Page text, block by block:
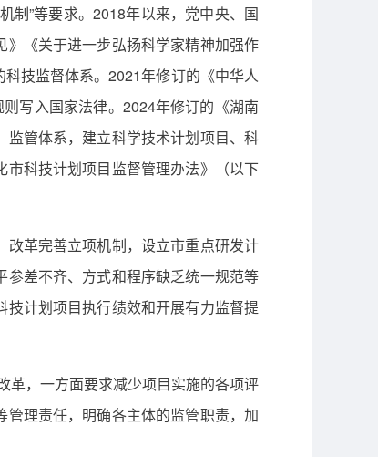
制”等要求。2018年以来，党中央、国
《关于进一步弘扬科学家精神加强作
技监督体系。2021年修订的《中华人
写入国家法律。2024年修订的《湖南
管体系，建立科学技术计划项目、科
科技计划项目监督管理办法》（以下
改革完善立项机制，设立市重点研发计
差不齐、方式和程序缺乏统一规范等
计划项目执行绩效和开展有力监督提
革，一方面要求减少项目实施的各项评
理责任，明确各主体的监管职责，加